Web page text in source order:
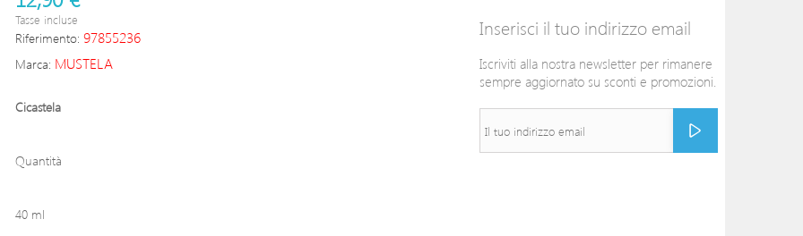
Tasse incluse
Riferimento: 97855236
Marca: MUSTELA
Cicastela
Quantità
40 ml
Inserisci il tuo indirizzo email
Iscriviti alla nostra newsletter per rimanere
sempre aggiornato su sconti e promozioni.